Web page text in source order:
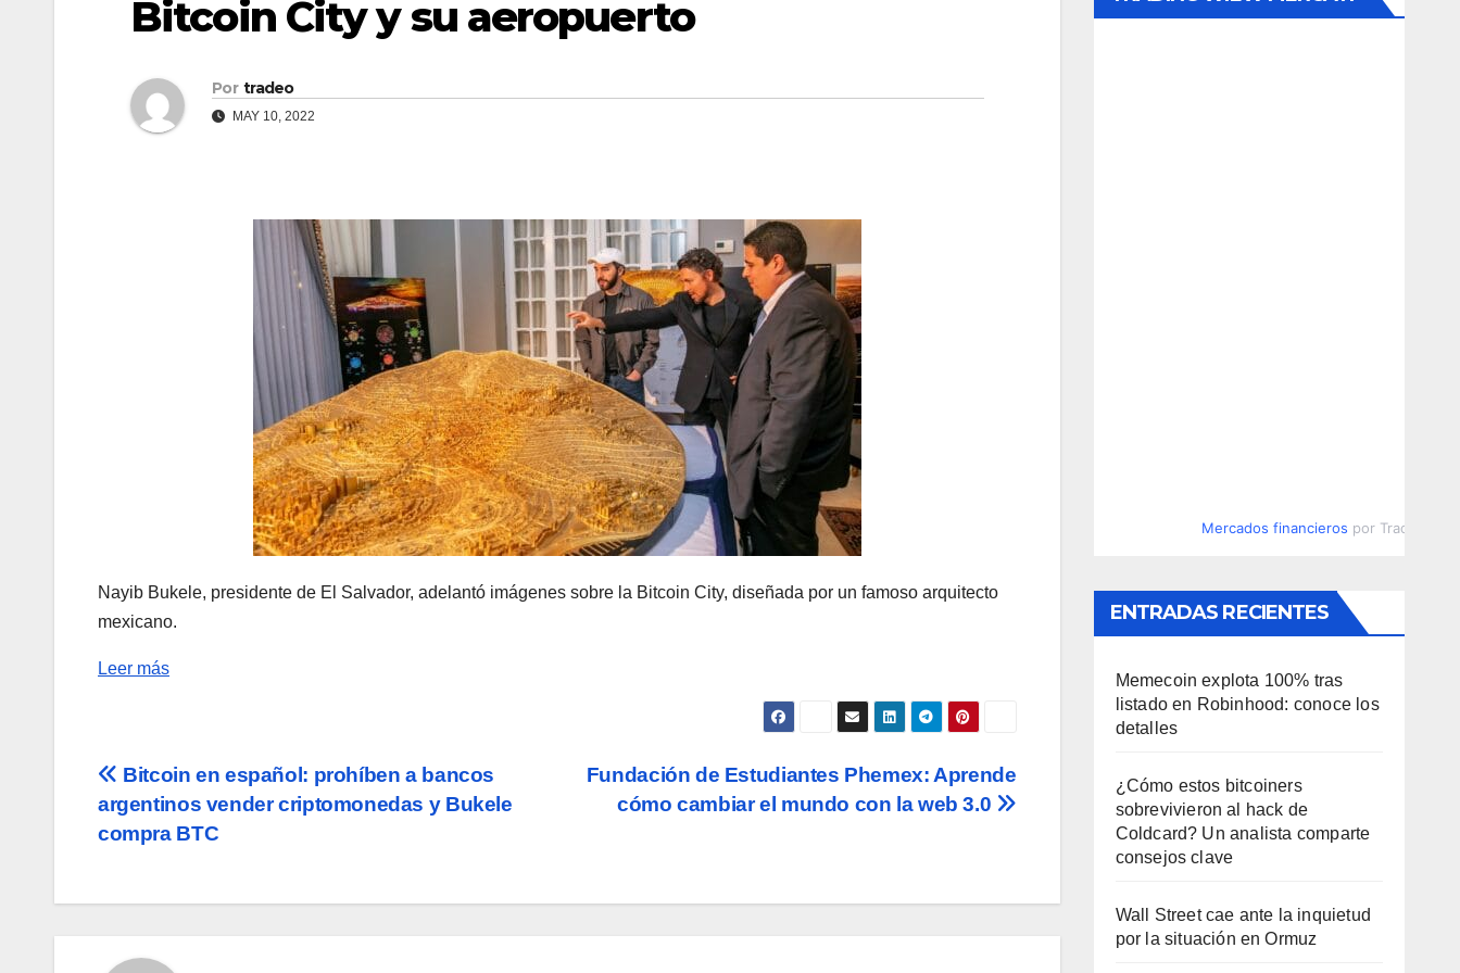
Bitcoin City y su aeropuerto
Por tradeo
MAY 10, 2022
Nayib Bukele, presidente de El Salvador, adelantó imágenes sobre la Bitcoin City, diseñada por un famoso arquitecto
mexicano.
Leer más
Navegación
de
Fundación de Estudiantes Phemex: Aprende
cómo cambiar el mundo con la web 3.0
Bitcoin en español: prohíben a bancos
argentinos vender criptomonedas y Bukele
compra BTC
Mercados financieros por
ENTRADAS RECIENTES
Memecoin explota 100% tras
listado en Robinhood: conoce los
detalles
¿Cómo estos bitcoiners
sobrevivieron al hack de
Coldcard? Un analista comparte
consejos clave
Wall Street cae ante la inquietud
por la situación en Ormuz